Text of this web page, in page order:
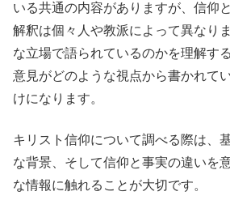
いる共通の内容がありますが、信仰
解釈は個々人や教派によって異なり
な立場で語られているのかを理解す
意見がどのような視点から書かれて
けになります。
キリスト信仰について調べる際は、
な背景、そして信仰と事実の違いを
な情報に触れることが大切です。